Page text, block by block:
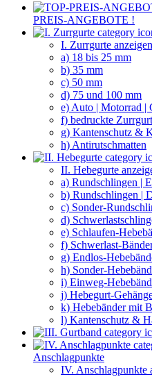
PREIS-ANGEBOTE !
I. Zurrgurte anzeigen
a) 18 bis 25 mm
b) 35 mm
c) 50 mm
d) 75 und 100 mm
e) Auto | Motorrad |
f) bedruckte
g) Kantenschutz &
h) Antirutschmatten
II. Hebegurte
a) Rundschlingen |
b) Rundschlingen |
c) Sonder-
d)
e) Schlaufen-
f) Schwerlast-
g) Endlos-
h) Sonder-
i) Einweg-
j) Hebegurt-
k) Hebebänder mit
l) Kantenschutz &
Anschlagpunkte
IV. Anschlagpunkte